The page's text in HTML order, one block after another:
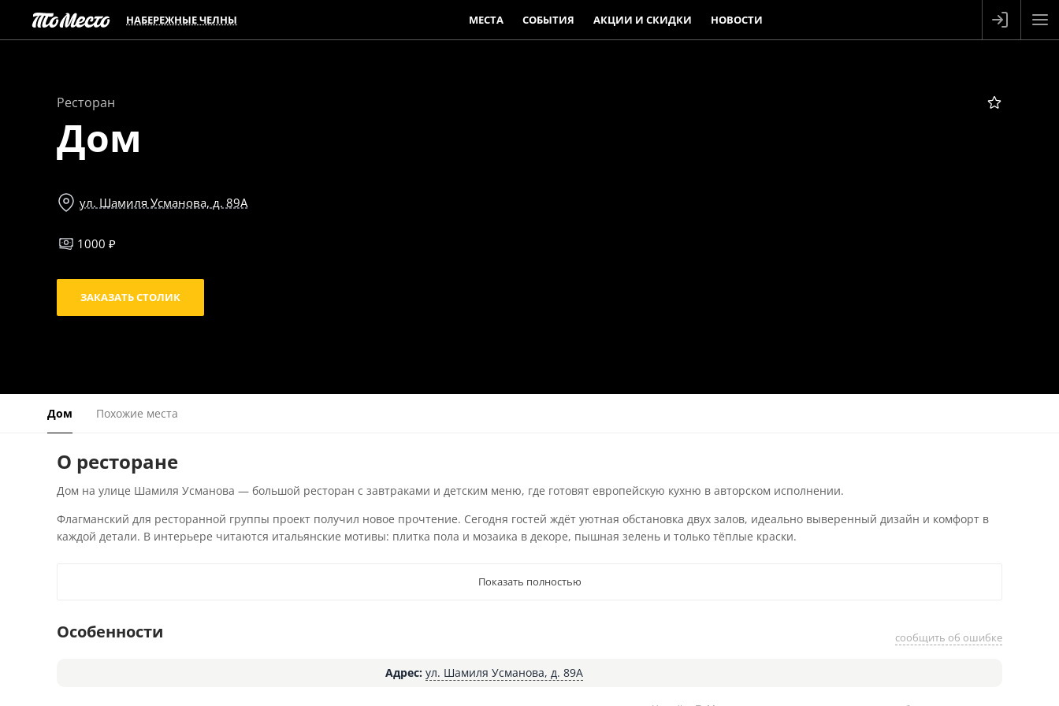
НАБЕРЕЖНЫЕ ЧЕЛНЫ МЕСТА СОБЫТИЯ АКЦИИ И СКИДКИ НОВОСТИ
Ресторан
Дом
ул. Шамиля Усманова, д. 89А
1000 ₽
ЗАКАЗАТЬ СТОЛИК
Дом Похожие места
О ресторане
Дом на улице Шамиля Усманова — большой ресторан с завтраками и детским меню, где готовят европейскую кухню в авторском исполнении.
Флагманский для ресторанной группы проект получил новое прочтение. Сегодня гостей ждёт уютная обстановка двух залов, идеально выверенный дизайн и комфорт в
каждой детали. В интерьере читаются итальянские мотивы: плитка пола и мозаика в декоре, пышная зелень и только тёплые краски.
Показать полностью
сообщить об ошибке
Особенности
Адрес: ул. Шамиля Усманова, д. 89А